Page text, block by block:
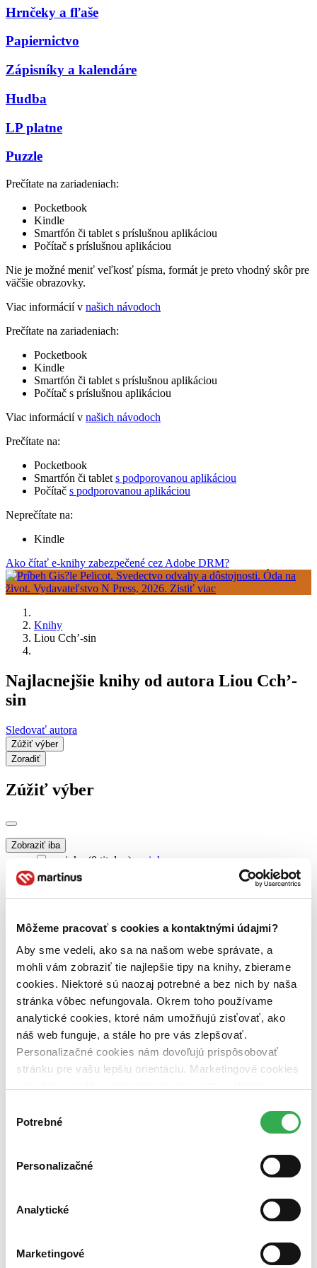
Môžeme pracovať s cookies a kontaktnými údajmi?
Aby sme vedeli, ako sa na našom webe správate, a
mohli vám zobraziť tie najlepšie tipy na knihy, zbierame
cookies. Niektoré sú naozaj potrebné a bez nich by naša
stránka vôbec nefungovala. Okrem toho používame
analytické cookies, ktoré nám umožňujú zisťovať, ako
náš web funguje, a stále ho pre vás zlepšovať.
Personalizačné cookies nám dovoľujú prispôsobovať
stránku pre vašu lepšiu orientáciu. Marketingové cookies
nám pomohlo, keby sme mohli používať všetky tieto
súhlasu
Potrebné
Personalizačné
Analytické
Marketingové
Hrnčeky a fľaše
Papiernictvo
Zápisníky a kalendáre
Hudba
LP platne
Puzzle
Prečítate na zariadeniach:
Pocketbook
Kindle
Smartfón či tablet s príslušnou aplikáciou
Počítač s príslušnou aplikáciou
Nie je možné meniť veľkosť písma, formát je preto vhodný skôr pre
väčšie obrazovky.
Viac informácií v našich návodoch
Prečítate na zariadeniach:
Pocketbook
Kindle
Smartfón či tablet s príslušnou aplikáciou
Počítač s príslušnou aplikáciou
Viac informácií v našich návodoch
Prečítate na:
Pocketbook
Smartfón či tablet s podporovanou aplikáciou
Počítač s podporovanou aplikáciou
Neprečítate na:
Kindle
Ako čítať e-knihy zabezpečené cez Adobe DRM?
Knihy
Liou Cch’-sin
Najlacnejšie knihy od autora Liou Cch’-
sin
Sledovať autora
Zúžiť výber
Zoradiť
Zúžiť výber
Zobraziť iba
novinky (0 titulov) novinky
zľavnené tituly (0 titulov)
Dostupnosť
predpredaj (0 titulov)predpredaj
dostupná (bez vypredaných) (0 titulov)dostupná (bez
vypredaných)
Nové / čítané
nová
čítaná (0 titulov)čítaná
čítaná - výborný stav (0 titulov)čítaná - výborný stav
čítaná - mierne opotrebovaná (0 titulov)čítaná - mierne
opotrebovaná
vypredaných kníh
Zúžiť výber
Bestsellery
Najdrahšie